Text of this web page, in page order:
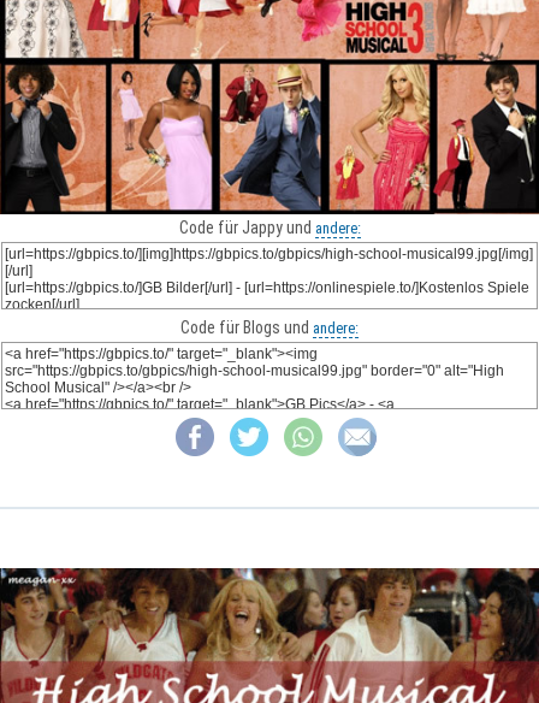
Code für Jappy und andere:
Code für Blogs und andere: